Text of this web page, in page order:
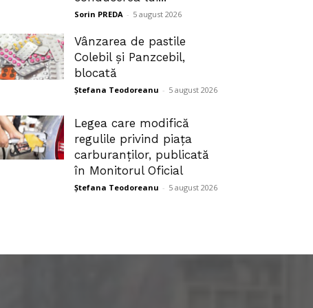
Sorin PREDA - 5 august 2026
Vânzarea de pastile
Colebil și Panzcebil,
blocată
Ștefana Teodoreanu - 5 august 2026
Legea care modifică
regulile privind piața
carburanților, publicată
în Monitorul Oficial
Ștefana Teodoreanu - 5 august 2026